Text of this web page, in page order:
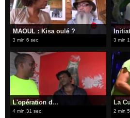
MAOUL : Kisa oulé ?
3 min 6 sec 3 min
L'opération d...
4 min 31 sec
La
2 min